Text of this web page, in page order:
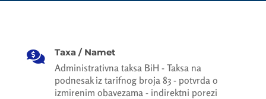
 Taxa / Namet
Administrativna taksa BiH - Taksa na
podnesak iz tarifnog broja 83 - potvrda o
izmirenim obavezama - indirektni porezi